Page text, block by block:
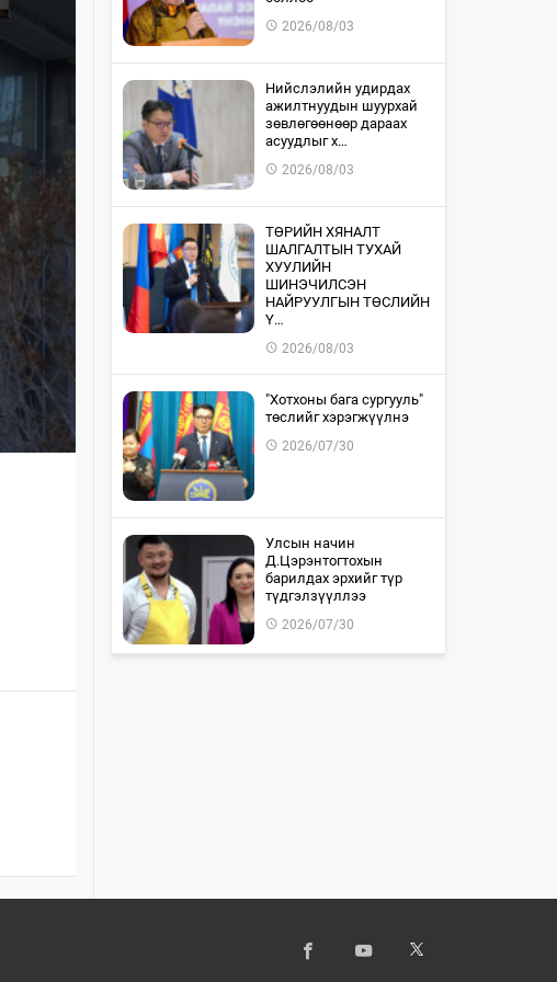
2026/08/03
​Нийслэлийн удирдах
ажилтнуудын шуурхай
зөвлөгөөнөөр дараах
асуудлыг х…
2026/08/03
​ТӨРИЙН ХЯНАЛТ
ШАЛГАЛТЫН ТУХАЙ
ХУУЛИЙН
ШИНЭЧИЛСЭН
НАЙРУУЛГЫН ТӨСЛИЙН
Ү…
2026/08/03
"Хотхоны бага сургууль"
төслийг хэрэгжүүлнэ
2026/07/30
Улсын начин
Д.Цэрэнтогтохын
барилдах эрхийг түр
түдгэлзүүллээ
2026/07/30